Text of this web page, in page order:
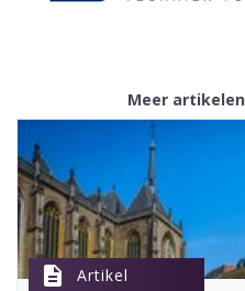
Meer
description Artikel